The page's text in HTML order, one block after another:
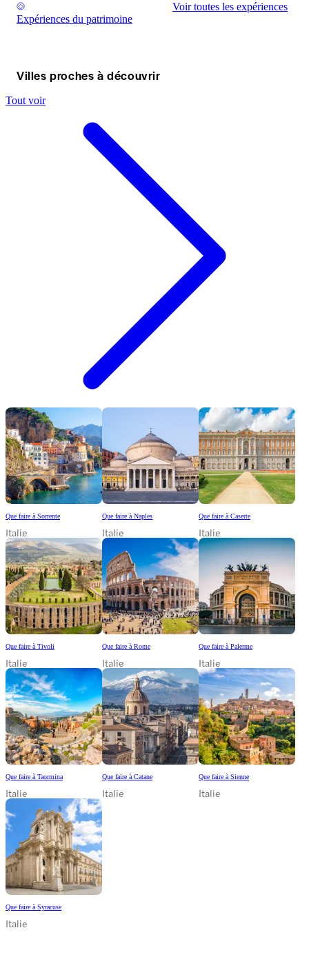
Expériences du patrimoine
Voir toutes les expériences
Villes proches à découvrir
Tout voir
Que faire à Sorrente
Italie
Que faire à Naples
Italie
Que faire à Caserte
Italie
Que faire à Tivoli
Italie
Que faire à Rome
Italie
Que faire à Palerme
Italie
Que faire à Taormina
Italie
Que faire à Catane
Italie
Que faire à Sienne
Italie
Que faire à Syracuse
Italie